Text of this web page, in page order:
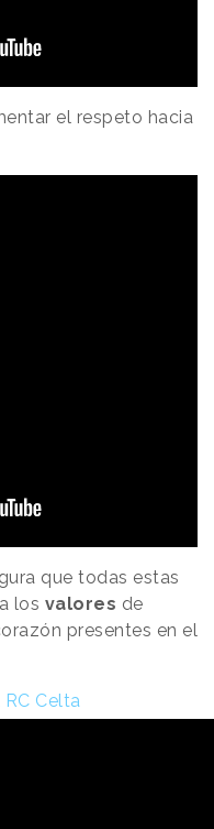
el respeto hacia
que todas estas
los valores de
presentes en el
Celta
de comunicación